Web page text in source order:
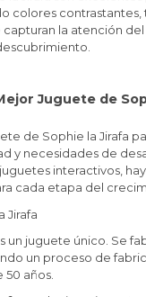
colores contrastantes,
capturan la atención
Juguete de
de Sophie la Jirafa
y necesidades de
interactivos,
cada etapa del
Jirafa
un juguete único. Se
un proceso de
años.